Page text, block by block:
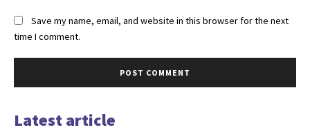
Save my name, email, and website in this browser for the next
time I comment.
Latest article